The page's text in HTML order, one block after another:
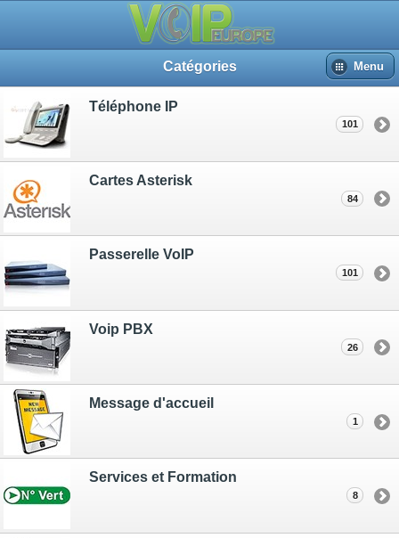
Catégories Menu
Téléphone IP
101
Cartes Asterisk
84
Passerelle VoIP
101
Voip PBX
26
Message d'accueil
1
Services et Formation
8